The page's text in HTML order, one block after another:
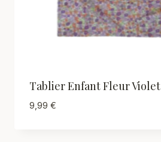
Tablier Enfant Fleur Violet
9,99 €